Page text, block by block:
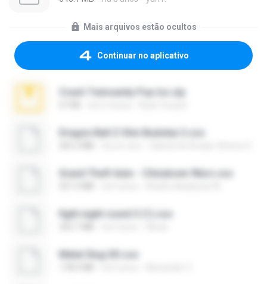
Mais arquivos estão ocultos
Continuar no aplicativo
Crash Twinsanity Psp Iso.zip
Dragon Ball Z Shin Budokai 2.cso
Grand Theft Auto - Chinatown Wars.cso
fight night round 3 (1).cso
Metal Slug XX.cso